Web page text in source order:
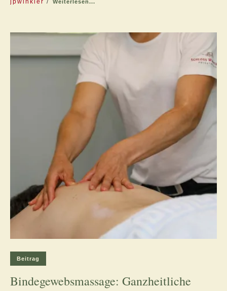
jpwinkler Weiterlesen...
Beitrag
Bindegewebsmassage: Ganzheitliche